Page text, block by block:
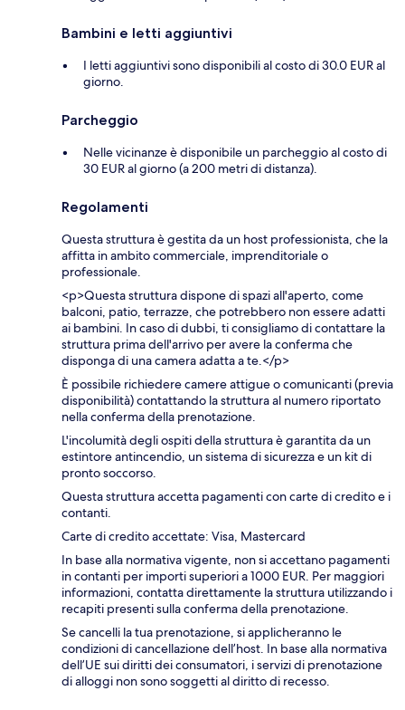
Bambini e letti aggiuntivi
I letti aggiuntivi sono disponibili al costo di 30.0 EUR al
giorno.
Parcheggio
Nelle vicinanze è disponibile un parcheggio al costo di
30 EUR al giorno (a 200 metri di distanza).
Regolamenti
Questa struttura è gestita da un host professionista, che la
affitta in ambito commerciale, imprenditoriale o
professionale.
<p>Questa struttura dispone di spazi all'aperto, come
balconi, patio, terrazze, che potrebbero non essere adatti
ai bambini. In caso di dubbi, ti consigliamo di contattare la
struttura prima dell'arrivo per avere la conferma che
disponga di una camera adatta a te.</p>
È possibile richiedere camere attigue o comunicanti (previa
disponibilità) contattando la struttura al numero riportato
nella conferma della prenotazione.
L'incolumità degli ospiti della struttura è garantita da un
estintore antincendio, un sistema di sicurezza e un kit di
pronto soccorso.
Questa struttura accetta pagamenti con carte di credito e i
contanti.
Carte di credito accettate: Visa, Mastercard
In base alla normativa vigente, non si accettano pagamenti
in contanti per importi superiori a 1000 EUR. Per maggiori
informazioni, contatta direttamente la struttura utilizzando i
recapiti presenti sulla conferma della prenotazione.
Se cancelli la tua prenotazione, si applicheranno le
condizioni di cancellazione dell’host. In base alla normativa
dell’UE sui diritti dei consumatori, i servizi di prenotazione
di alloggi non sono soggetti al diritto di recesso.